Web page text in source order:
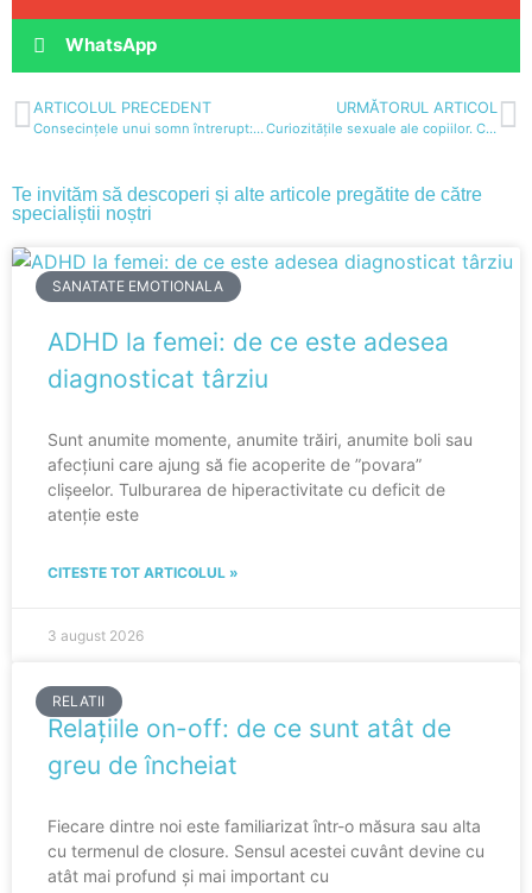
WhatsApp
ARTICOLUL PRECEDENT
Consecințele unui somn întrerupt: de la stres și anxietate la kilograme în plus
URMĂTORUL ARTICOL
Curiozitățile sexuale ale copiilor. Cum răspundem la întrebări precum „Cum se fac copiii?”
Te invităm să descoperi și alte articole pregătite de către
specialiștii noștri
SANATATE EMOTIONALA
ADHD la femei: de ce este adesea
diagnosticat târziu
Sunt anumite momente, anumite trăiri, anumite boli sau
afecțiuni care ajung să fie acoperite de ”povara”
clișeelor. Tulburarea de hiperactivitate cu deficit de
atenție este
CITESTE TOT ARTICOLUL »
3 august 2026
RELATII
Relațiile on-off: de ce sunt atât de
greu de încheiat
Fiecare dintre noi este familiarizat într-o măsura sau alta
cu termenul de closure. Sensul acestei cuvânt devine cu
atât mai profund și mai important cu